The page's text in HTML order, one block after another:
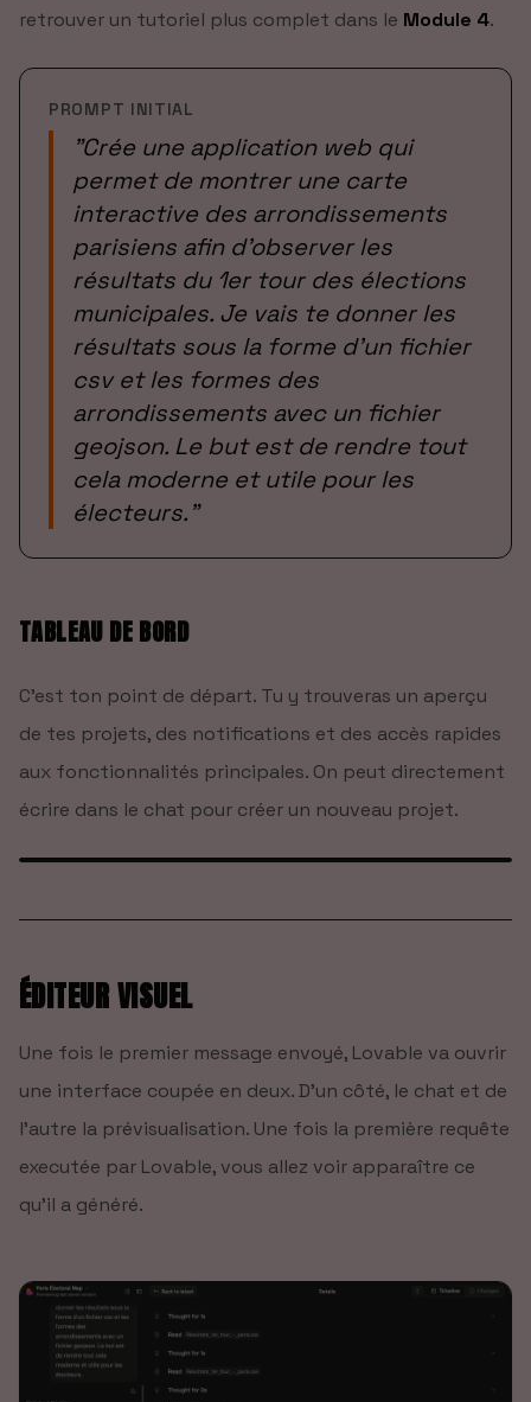
retrouver un tutoriel plus complet dans le Module 4.
PROMPT INITIAL
"Crée une application web qui
permet de montrer une carte
interactive des arrondissements
parisiens afin d'observer les
résultats du 1er tour des élections
municipales. Je vais te donner les
résultats sous la forme d'un fichier
csv et les formes des
arrondissements avec un fichier
geojson. Le but est de rendre tout
cela moderne et utile pour les
électeurs."
TABLEAU DE BORD
C'est ton point de départ. Tu y trouveras un aperçu
de tes projets, des notifications et des accès rapides
aux fonctionnalités principales. On peut directement
écrire dans le chat pour créer un nouveau projet.
1/15
L'interface centrale de Lovable où vous visualisez
votre application en temps réel.
ÉDITEUR VISUEL
Une fois le premier message envoyé, Lovable va ouvrir
une interface coupée en deux. D’un côté, le chat et de
l’autre la prévisualisation. Une fois la première requête
executée par Lovable, vous allez voir apparaître ce
qu’il a généré.